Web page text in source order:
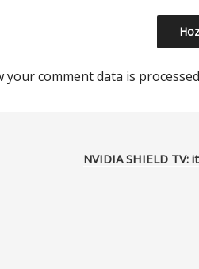
your comment data is
NVIDIA SHIELD